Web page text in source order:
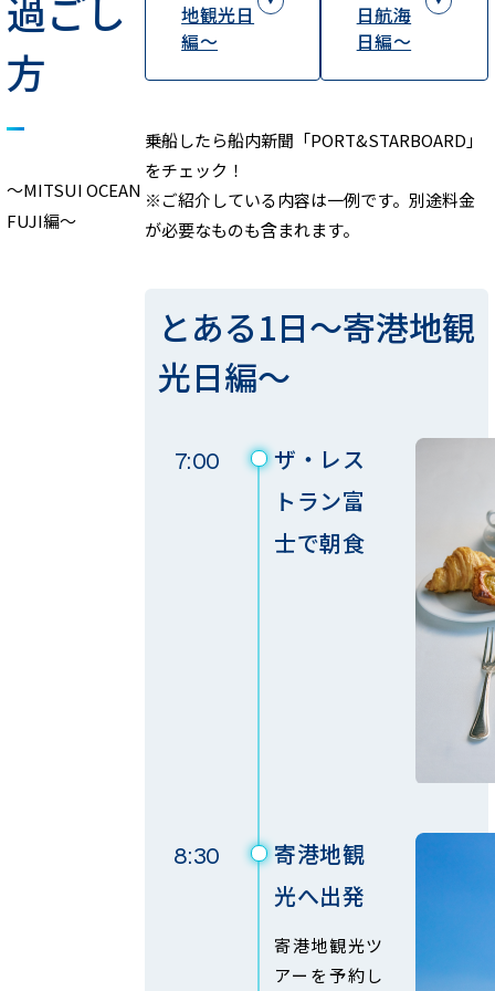
方
～MITSUI OCEAN
FUJI編～
地観光日
編～
日航海
日編～
乗船したら船内新聞「PORT&STARBOARD」
をチェック！
※ご紹介している内容は一例です。別途料金
が必要なものも含まれます。
とある1日～寄港地観
光日編～
7:00
ザ・レス
トラン富
士で朝食
8:30
寄港地観
光へ出発
寄港地観光ツ
アーを予約し